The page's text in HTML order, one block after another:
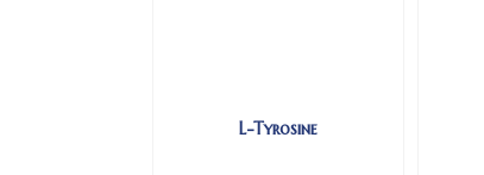
L-Tyrosine